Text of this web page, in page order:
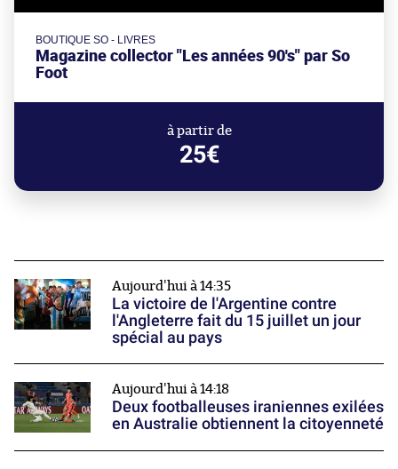
BOUTIQUE SO - LIVRES
Magazine collector "Les années 90's" par So
Foot
à partir de
25€
Aujourd'hui à 14:35
La victoire de l'Argentine contre
l'Angleterre fait du 15 juillet un jour
spécial au pays
Aujourd'hui à 14:18
Deux footballeuses iraniennes exilées
en Australie obtiennent la citoyenneté